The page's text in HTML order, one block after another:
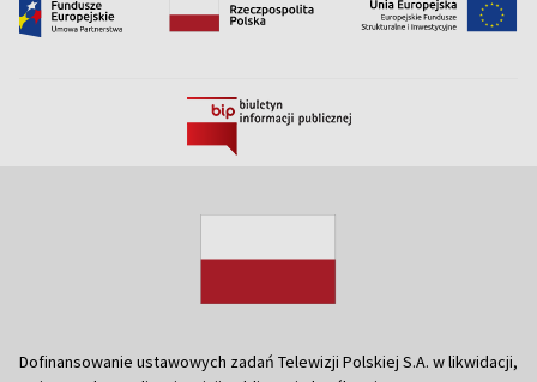
Dofinansowanie ustawowych zadań Telewizji Polskiej S.A. w likwidacji,